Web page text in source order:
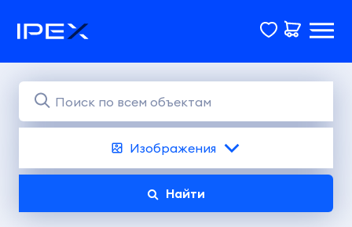
Изображения
Найти